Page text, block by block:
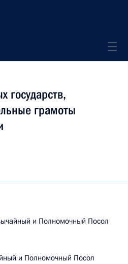
государств,
грамоты
и Полномочный Посол
и Полномочный Посол